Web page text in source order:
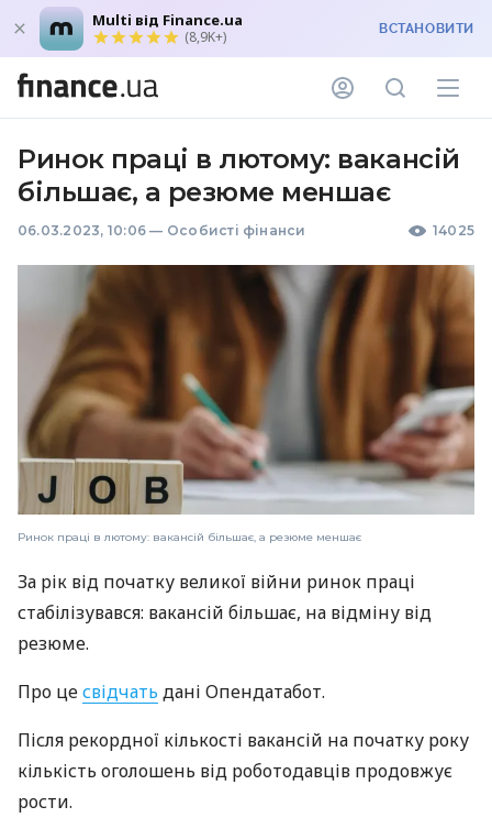
Multi від Finance.ua
(8,9K+) ВСТАНОВИТИ
Ринок праці в лютому: вакансій
більшає, а резюме меншає
06.03.2023, 10:06 — Особисті фінанси 14025
Ринок праці в лютому: вакансій більшає, а резюме меншає
За рік від початку великої війни ринок праці
стабілізувався: вакансій більшає, на відміну від
резюме.
Про цесвідчать дані Опендатабот.
Після рекордної кількості вакансій на початку року
кількість оголошень від роботодавців продовжує
рости.